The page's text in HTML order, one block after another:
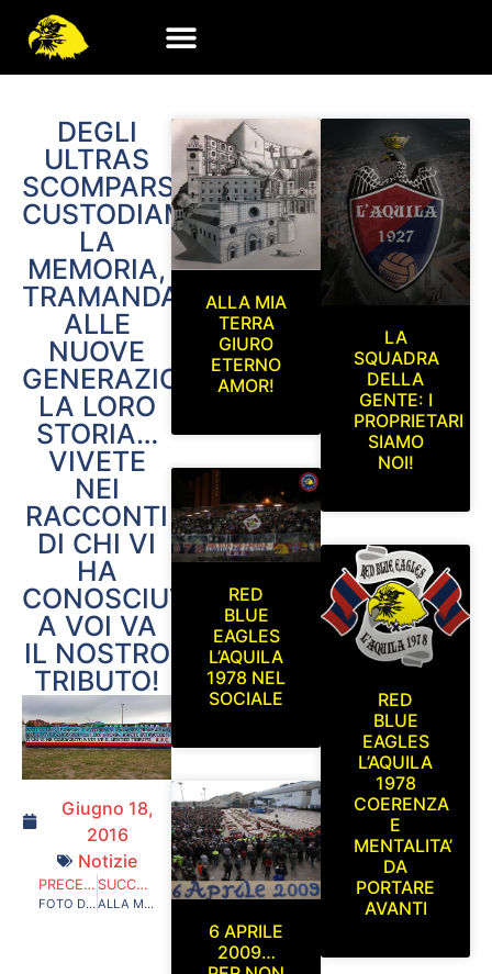
DEGLI
ULTRAS
SCOMPARSI
CUSTODIAMO
LA
MEMORIA,
TRAMANDANDO
ALLE
NUOVE
GENERAZIONI
LA LORO
STORIA…
VIVETE
NEI
RACCONTI
DI CHI VI
HA
CONOSCIUTO,
A VOI VA
IL NOSTRO
TRIBUTO!
Giugno 18,
2016
Notizie
PRECEDENTE
FOTO DELLA STRUTTURA MEDICO SANITARIA DA REALIZZARE NELL’AREA DI PIAZZA D’ARMI
SUCCESSIVO
ALLA MIA TERRA GIURO ETERNO AMOR…VII EDIZIONE: RACCOLTI 17764€
ALLA MIA
TERRA
GIURO
ETERNO
AMOR!
RED
BLUE
EAGLES
L’AQUILA
1978 NEL
SOCIALE
6 APRILE
2009…
LA
SQUADRA
DELLA
GENTE: I
PROPRIETARI
SIAMO
NOI!
RED
BLUE
EAGLES
L’AQUILA
1978
COERENZA
E
MENTALITA’
DA
PORTARE
AVANTI